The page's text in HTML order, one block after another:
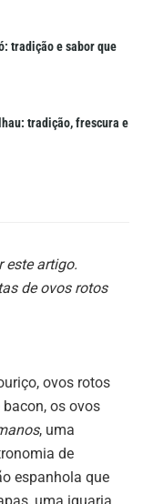
tradição e sabor que
tradição, frescura e
este artigo.
de ovos rotos
ovos rotos
os ovos
, uma
de
espanhola que